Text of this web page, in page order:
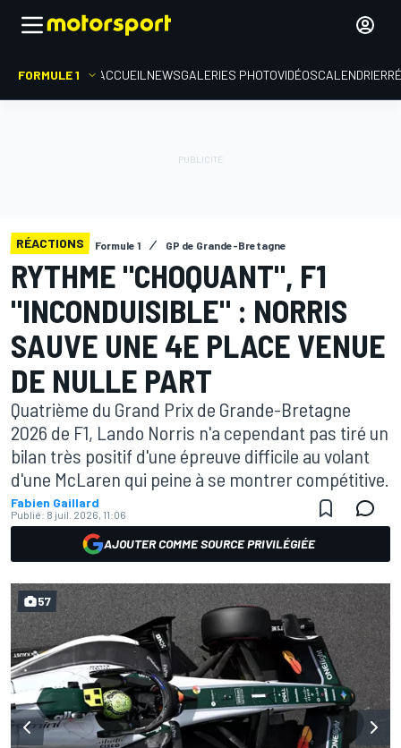
FORMULE 1 ACCUEIL NEWSGALERIES PHOTOVIDÉOSCALENDRIER
RÉACTIONS Formule 1 GP de Grande-Bretagne
RYTHME "CHOQUANT", F1
"INCONDUISIBLE" : NORRIS
SAUVE UNE 4E PLACE VENUE
DE NULLE PART
Quatrième du Grand Prix de Grande-Bretagne
2026 de F1, Lando Norris n'a cependant pas tiré un
bilan très positif d'une épreuve difficile au volant
d'une McLaren qui peine à se montrer compétitive.
Fabien Gaillard
Publié: 8 juil. 2026, 11:06
AJOUTER COMME SOURCE PRIVILÉGIÉE
57